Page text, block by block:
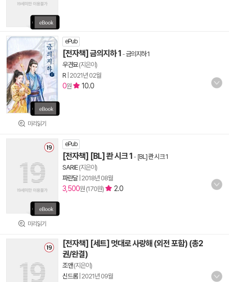
미리읽기
ePub
[전자책] 금의지하 1 -금의지하 1
우견묘(지은이)
R 2021년 02월
0원 10.0
미리읽기
ePub
[전자책] [BL] 콴 시크 1 - [BL] 콴 시크 1
SARIE(지은이)
파란달| 2018년 08월
3,500원 (170원) 2.0
[전자책] [세트] 멋대로 사랑해 (외전 포함) (총2
권/완결)
조앤(지은이)
신드롬| 2021년 09월